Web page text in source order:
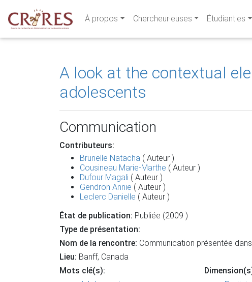
À propos Chercheur·euses Étudiant·es
A look at the contextual
adolescents
Communication
Contributeurs:
Brunelle Natacha ( Auteur )
Cousineau Marie-Marthe ( Auteur )
Dufour Magali ( Auteur )
Gendron Annie ( Auteur )
Leclerc Danielle ( Auteur )
État de publication: Publiée (2009 )
Type de présentation:
Nom de la rencontre: Communication présentée
Lieu: Banff, Canada
Mots clé(s):